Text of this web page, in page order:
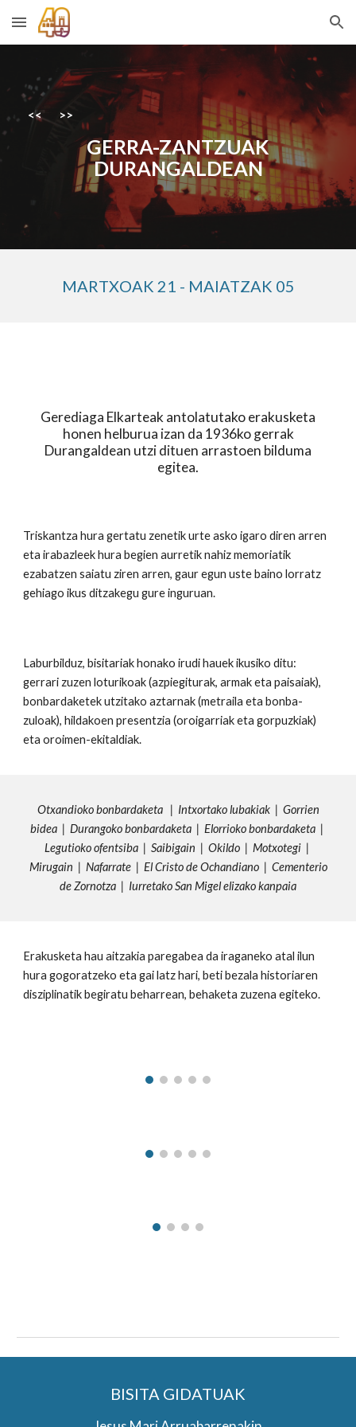
Skip to main content Skip to navigation
<< >>
GERRA-ZANTZUAK
DURANGALDEAN
MARTXOAK 21 - MAIATZAK 05
Gerediaga Elkarteak antolatutako erakusketa
honen helburua izan da 1936ko gerrak
Durangaldean utzi dituen arrastoen bilduma
egitea.
Triskantza hura gertatu zenetik urte asko igaro diren arren
eta irabazleek hura begien aurretik nahiz memoriatik
ezabatzen saiatu ziren arren, gaur egun uste baino lorratz
gehiago ikus ditzakegu gure inguruan.
Laburbilduz, bisitariak honako irudi hauek ikusiko ditu:
gerrari zuzen loturikoak (azpiegiturak, armak eta paisaiak),
bonbardaketek utzitako aztarnak (metraila eta bonba-
zuloak), hildakoen presentzia (oroigarriak eta gorpuzkiak)
eta oroimen-ekitaldiak.
Otxandioko bonbardaketa | Intxortako lubakiak| Gorrien
bidea | Durangoko bonbardaketa | Elorrioko bonbardaketa |
Legutioko ofentsiba | Saibigain | Okildo | Motxotegi |
Mirugain | Nafarrate| El Cristo de Ochandiano| Cementerio
de Zornotza | Iurretako San Migel elizako kanpaia
Erakusketa hau aitzakia paregabea da iraganeko atal ilun
hura gogoratzeko eta gai latz hari, beti bezala historiaren
disziplinatik begiratu beharrean, behaketa zuzena egiteko.
BISITA GIDATUAK